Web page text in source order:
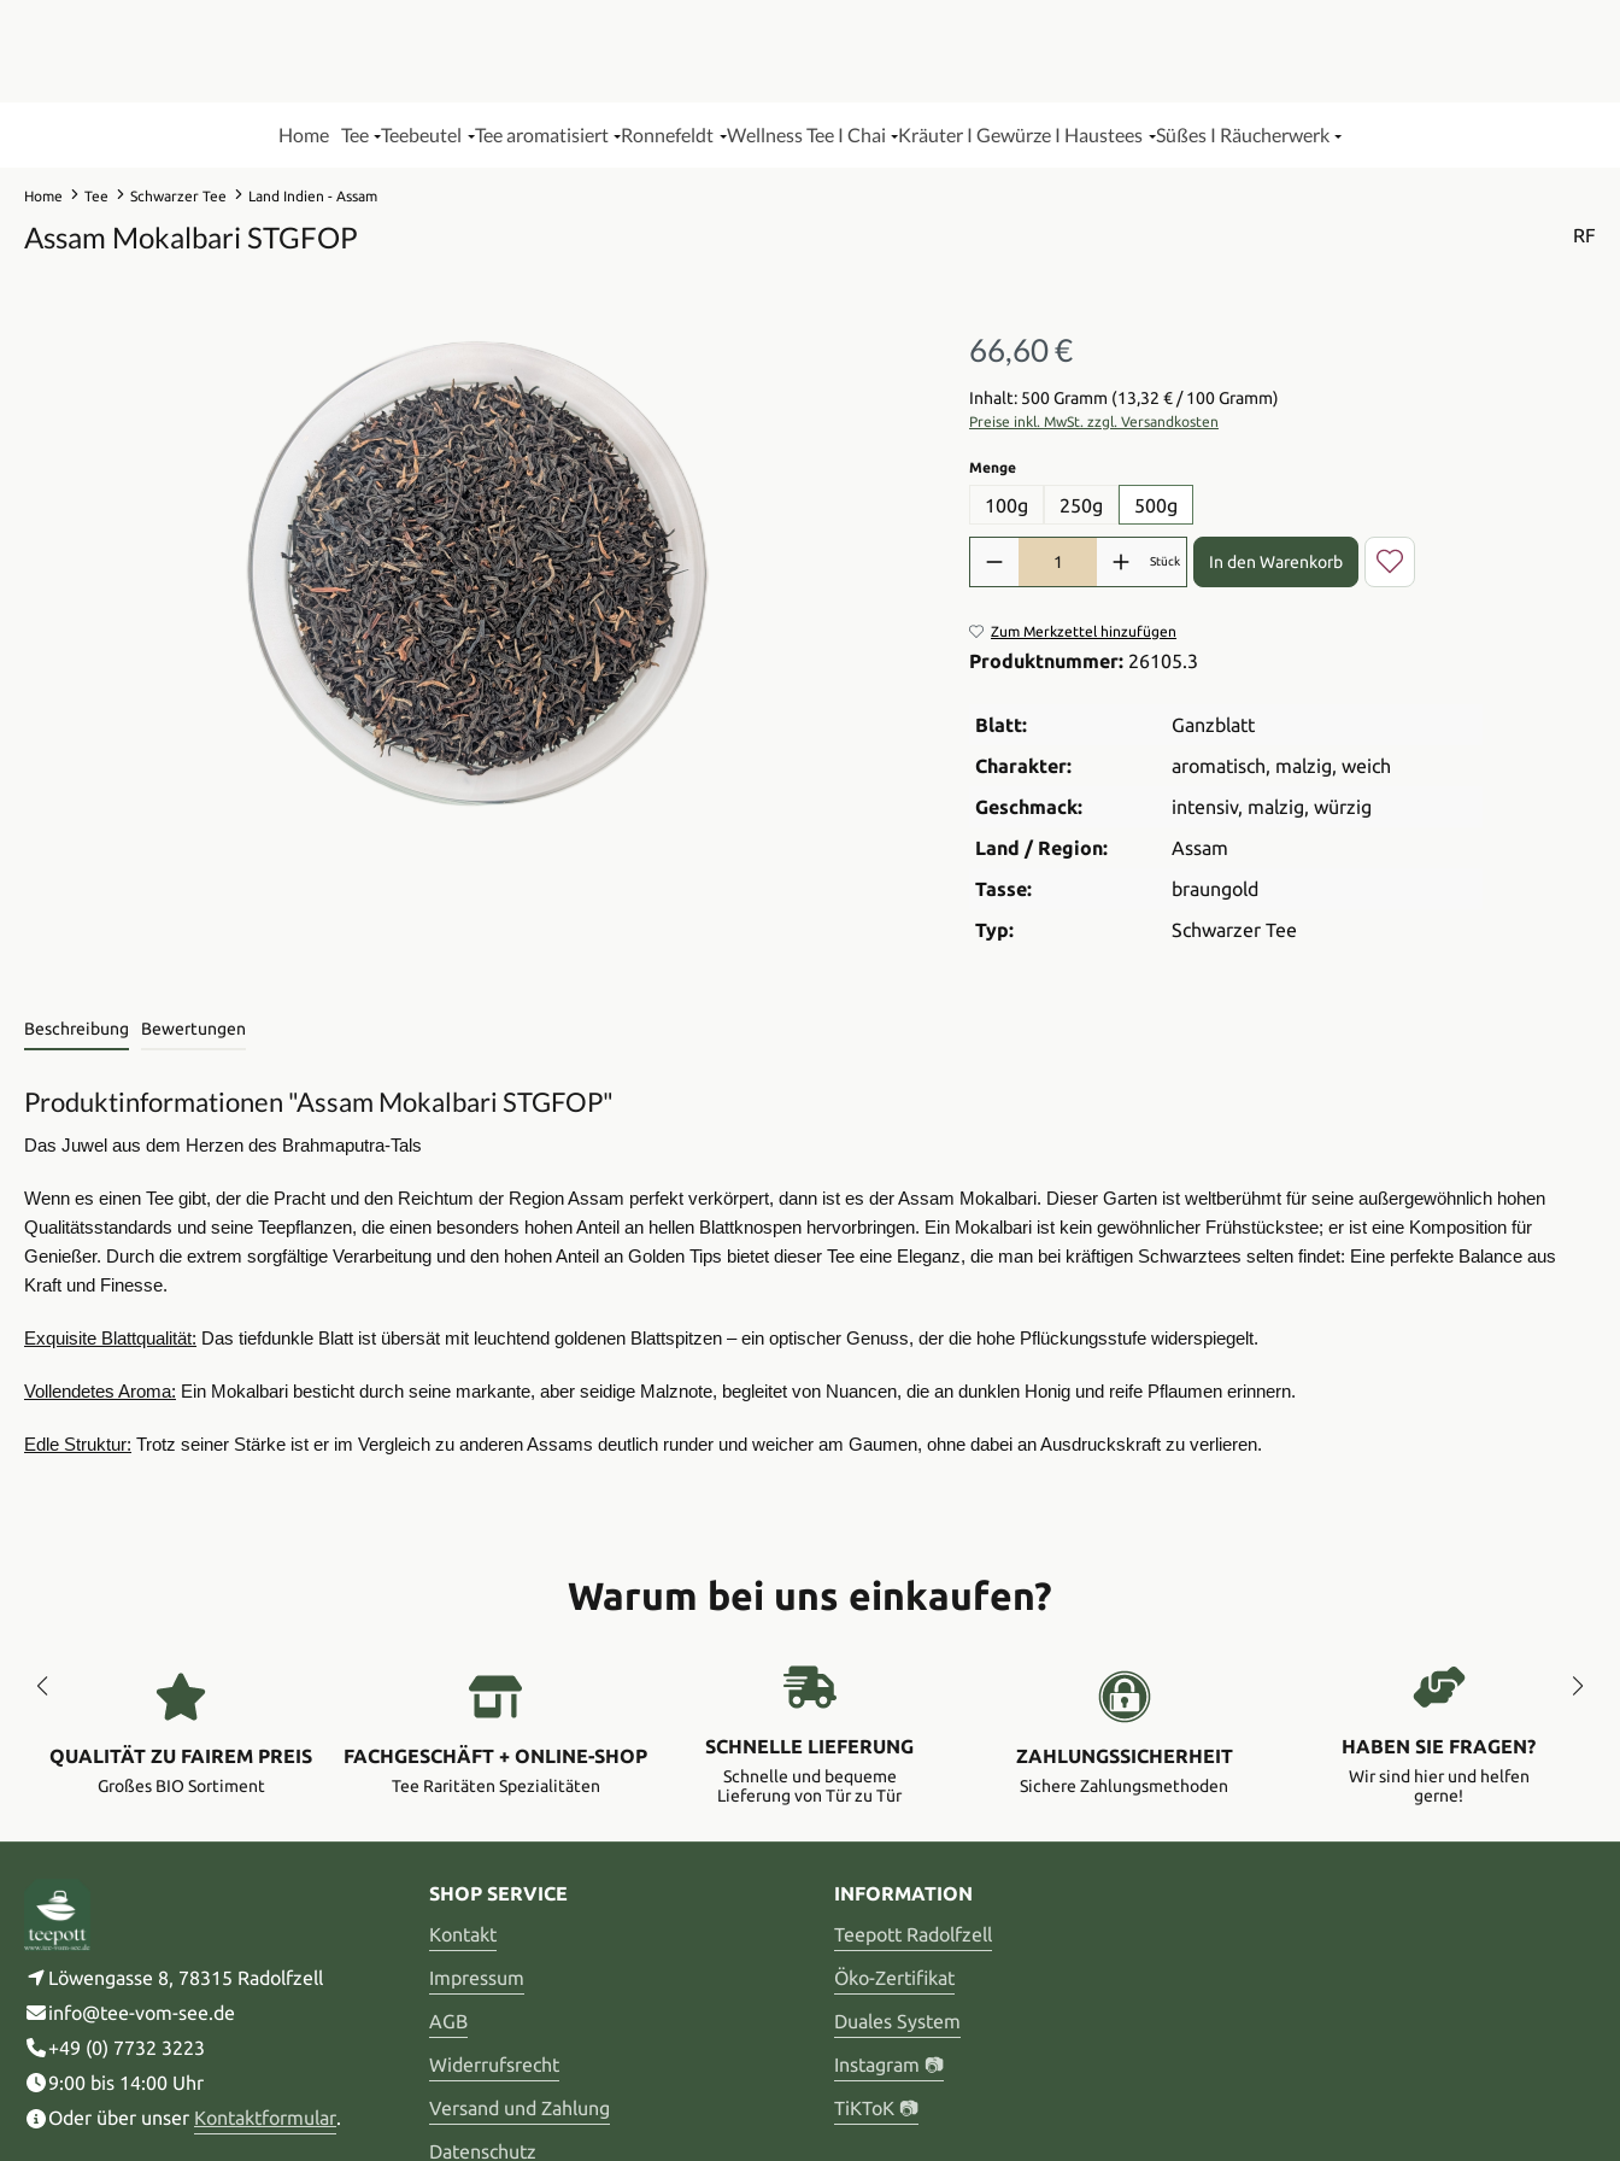
Home Tee Teebeutel Tee aromatisiert Ronnefeldt Wellness Tee I Chai Kräuter I Gewürze I Haustees Süßes I Räucherwerk
Home Tee Schwarzer Tee Land Indien - Assam
Assam Mokalbari STGFOP RF
Regulärer Preis:
66,60 €
Inhalt: 500 Gramm (13,32 € / 100 Gramm)
Preise inkl. MwSt. zzgl. Versandkosten
Mengeauswählen
100g 250g 500g
Produkt Anzahl: Gib den gewünschten Wert ein oder benutze die
Stück In den Warenkorb
Zum Merkzettel hinzufügen
Produktnummer: 26105.3
Blatt:
Ganzblatt
Charakter:
aromatisch, malzig, weich
Geschmack:
intensiv, malzig, würzig
Land / Region:
Assam
Tasse:
braungold
Typ:
Schwarzer Tee
Beschreibung Bewertungen
Produktinformationen "Assam Mokalbari STGFOP"
Das Juwel aus dem Herzen des Brahmaputra-Tals
Wenn es einen Tee gibt, der die Pracht und den Reichtum der Region Assam perfekt verkörpert, dann ist es der Assam Mokalbari. Dieser Garten ist weltberühmt für seine außergewöhnlich hohen
Qualitätsstandards und seine Teepflanzen, die einen besonders hohen Anteil an hellen Blattknospen hervorbringen. Ein Mokalbari ist kein gewöhnlicher Frühstückstee; er ist eine Komposition für
Genießer. Durch die extrem sorgfältige Verarbeitung und den hohen Anteil an Golden Tips bietet dieser Tee eine Eleganz, die man bei kräftigen Schwarztees selten findet: Eine perfekte Balance aus
Kraft und Finesse.
Exquisite Blattqualität: Das tiefdunkle Blatt ist übersät mit leuchtend goldenen Blattspitzen – ein optischer Genuss, der die hohe Pflückungsstufe widerspiegelt.
Vollendetes Aroma: Ein Mokalbari besticht durch seine markante, aber seidige Malznote, begleitet von Nuancen, die an dunklen Honig und reife Pflaumen erinnern.
Edle Struktur: Trotz seiner Stärke ist er im Vergleich zu anderen Assams deutlich runder und weicher am Gaumen, ohne dabei an Ausdruckskraft zu verlieren.
Warum bei uns einkaufen?
QUALITÄT ZU FAIREM PREIS
Großes BIO Sortiment
FACHGESCHÄFT + ONLINE-SHOP
Tee Raritäten Spezialitäten
SCHNELLE LIEFERUNG
Schnelle und bequeme
Lieferung von Tür zu Tür
ZAHLUNGSSICHERHEIT
Sichere Zahlungsmethoden
HABEN SIE FRAGEN?
Wir sind hier und helfen
gerne!
Löwengasse 8, 78315 Radolfzell
info@tee-vom-see.de
+49 (0) 7732 3223
9:00 bis 14:00 Uhr
Oder über unser Kontaktformular.
SHOP SERVICE
Kontakt
Impressum
AGB
Widerrufsrecht
Versand und Zahlung
Datenschutz
INFORMATION
Teepott Radolfzell
Öko-Zertifikat
Duales System
Instagram 📷
TiKToK 📷